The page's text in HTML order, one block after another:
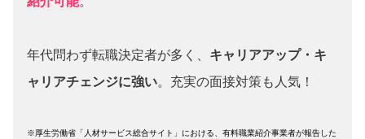
年代問わず転職決定者が多く、 キャリアアップ・キ
ャリアチェンジに強い。充実の面接対策も人気！
※厚生労働省「人材サービス総合サイト」における、有料職業紹介事業者が報告した